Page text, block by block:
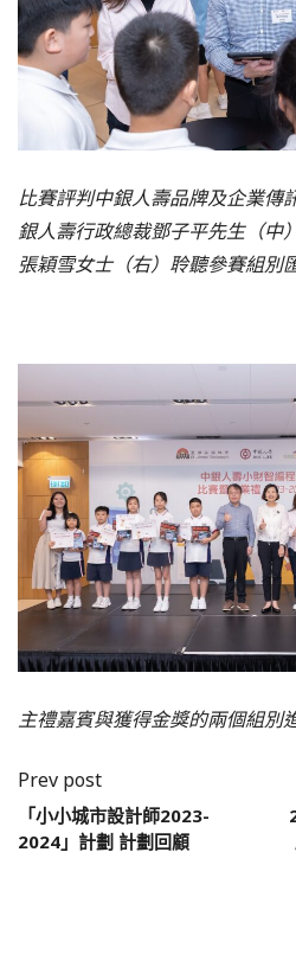
比賽評判中銀人壽品牌及企業傳
銀人壽行政總裁鄧子平先生（中
張穎雪女士（右）聆聽參賽組別
主禮嘉賓與獲得金獎的兩個組別
Prev post
「小小城市設計師2023-
2024」計劃 計劃回顧